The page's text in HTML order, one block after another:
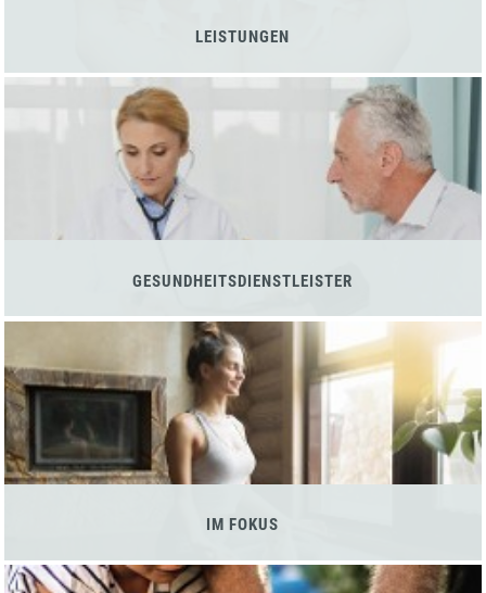
LEISTUNGEN
GESUNDHEITSDIENSTLEISTER
IM FOKUS